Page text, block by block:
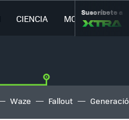
CIENCIA MOVILIDAD
Suscríbete a
Waze Fallout